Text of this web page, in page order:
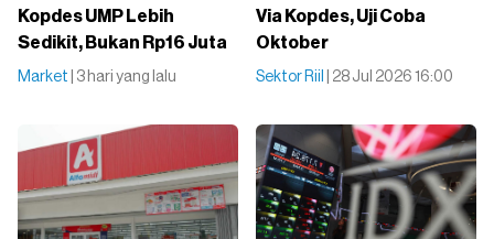
Kopdes UMP Lebih
Sedikit, Bukan Rp16 Juta
Market | 3 hari yang lalu
Via Kopdes, Uji Coba
Oktober
Sektor Riil | 28 Jul 2026 16:00